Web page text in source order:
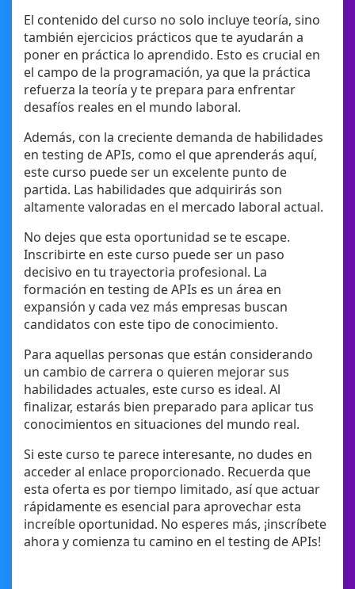
El contenido del curso no solo incluye teoría, sino
también ejercicios prácticos que te ayudarán a
poner en práctica lo aprendido. Esto es crucial en
el campo de la programación, ya que la práctica
refuerza la teoría y te prepara para enfrentar
desafíos reales en el mundo laboral.
Además, con la creciente demanda de habilidades
en testing de APIs, como el que aprenderás aquí,
este curso puede ser un excelente punto de
partida. Las habilidades que adquirirás son
altamente valoradas en el mercado laboral actual.
No dejes que esta oportunidad se te escape.
Inscribirte en este curso puede ser un paso
decisivo en tu trayectoria profesional. La
formación en testing de APIs es un área en
expansión y cada vez más empresas buscan
candidatos con este tipo de conocimiento.
Para aquellas personas que están considerando
un cambio de carrera o quieren mejorar sus
habilidades actuales, este curso es ideal. Al
finalizar, estarás bien preparado para aplicar tus
conocimientos en situaciones del mundo real.
Si este curso te parece interesante, no dudes en
acceder al enlace proporcionado. Recuerda que
esta oferta es por tiempo limitado, así que actuar
rápidamente es esencial para aprovechar esta
increíble oportunidad. No esperes más, ¡inscríbete
ahora y comienza tu camino en el testing de APIs!